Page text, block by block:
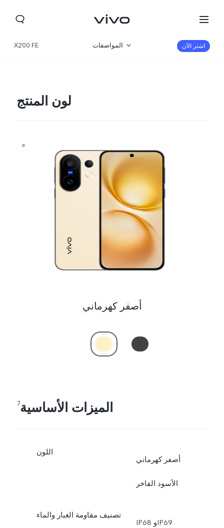
X200 FE المواصفات اشتر الآن
لون المنتج
أصفر كهرماني
الميزات الأساسية7
اللون
أصفر كهرماني
الأسود الفاخر
تصنيف مقاومة الغبار والماء
IP68 وIP69